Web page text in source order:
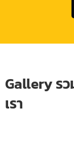
Gallery ร
เรา